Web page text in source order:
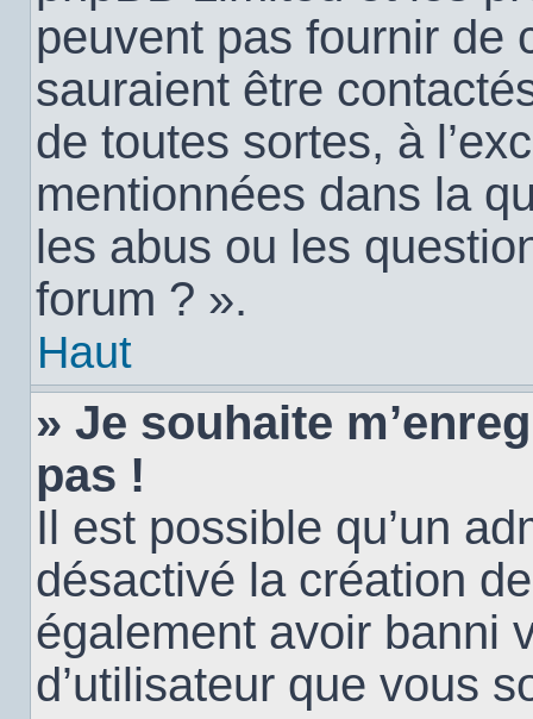
peuvent pas fournir de
sauraient être
de toutes sortes, à
mentionnées dans la
les abus ou les
forum ? ».
Haut
» Je souhaite
pas !
Il est possible qu’un
désactivé la création
également avoir banni
d’utilisateur que vous